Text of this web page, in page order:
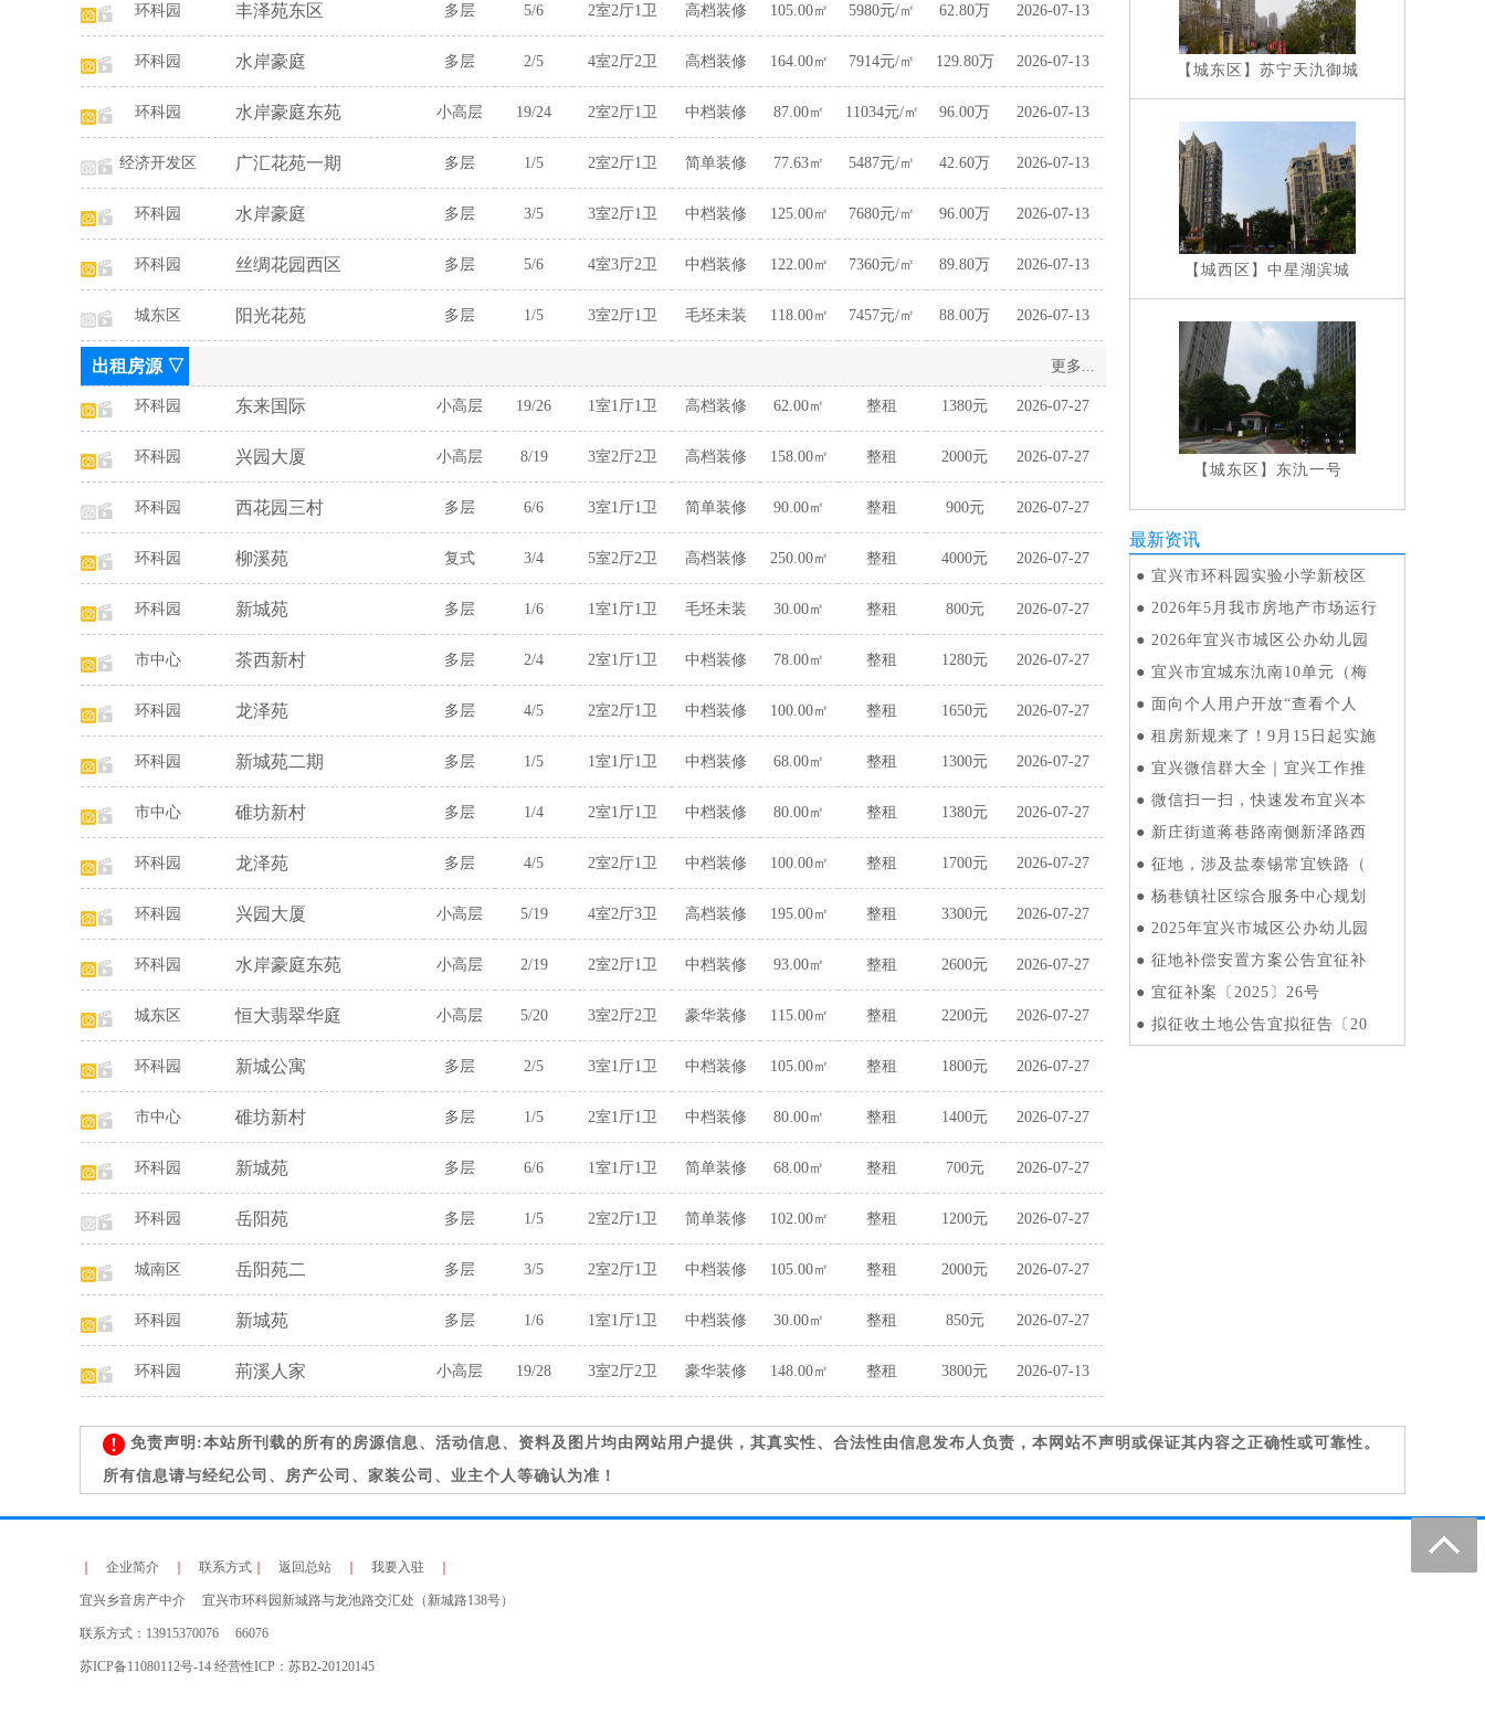
环科园 丰泽苑东区 多层 5/6 2室2厅1卫 高档装修 105.00㎡ 5980元/㎡ 62.80万 2026-07-13
环科园 水岸豪庭 多层 2/5 4室2厅2卫 高档装修 164.00㎡ 7914元/㎡ 129.80万 2026-07-13
环科园 水岸豪庭东苑 小高层 19/24 2室2厅1卫 中档装修 87.00㎡ 11034元/㎡ 96.00万 2026-07-13
经济开发区 广汇花苑一期 多层 1/5 2室2厅1卫 简单装修 77.63㎡ 5487元/㎡ 42.60万 2026-07-13
环科园 水岸豪庭 多层 3/5 3室2厅1卫 中档装修 125.00㎡ 7680元/㎡ 96.00万 2026-07-13
环科园 丝绸花园西区 多层 5/6 4室3厅2卫 中档装修 122.00㎡ 7360元/㎡ 89.80万 2026-07-13
城东区 阳光花苑 多层 1/5 3室2厅1卫 毛坯未装 118.00㎡ 7457元/㎡ 88.00万 2026-07-13
出租房源 ▽ 更多...
环科园 东来国际 小高层 19/26 1室1厅1卫 高档装修 62.00㎡ 整租 1380元 2026-07-27
环科园 兴园大厦 小高层 8/19 3室2厅2卫 高档装修 158.00㎡ 整租 2000元 2026-07-27
环科园 西花园三村 多层 6/6 3室1厅1卫 简单装修 90.00㎡ 整租 900元 2026-07-27
环科园 柳溪苑 复式 3/4 5室2厅2卫 高档装修 250.00㎡ 整租 4000元 2026-07-27
环科园 新城苑 多层 1/6 1室1厅1卫 毛坯未装 30.00㎡ 整租 800元 2026-07-27
市中心 茶西新村 多层 2/4 2室1厅1卫 中档装修 78.00㎡ 整租 1280元 2026-07-27
环科园 龙泽苑 多层 4/5 2室2厅1卫 中档装修 100.00㎡ 整租 1650元 2026-07-27
环科园 新城苑二期 多层 1/5 1室1厅1卫 中档装修 68.00㎡ 整租 1300元 2026-07-27
市中心 碓坊新村 多层 1/4 2室1厅1卫 中档装修 80.00㎡ 整租 1380元 2026-07-27
环科园 龙泽苑 多层 4/5 2室2厅1卫 中档装修 100.00㎡ 整租 1700元 2026-07-27
环科园 兴园大厦 小高层 5/19 4室2厅3卫 高档装修 195.00㎡ 整租 3300元 2026-07-27
环科园 水岸豪庭东苑 小高层 2/19 2室2厅1卫 中档装修 93.00㎡ 整租 2600元 2026-07-27
城东区 恒大翡翠华庭 小高层 5/20 3室2厅2卫 豪华装修 115.00㎡ 整租 2200元 2026-07-27
环科园 新城公寓 多层 2/5 3室1厅1卫 中档装修 105.00㎡ 整租 1800元 2026-07-27
市中心 碓坊新村 多层 1/5 2室1厅1卫 中档装修 80.00㎡ 整租 1400元 2026-07-27
环科园 新城苑 多层 6/6 1室1厅1卫 简单装修 68.00㎡ 整租 700元 2026-07-27
环科园 岳阳苑 多层 1/5 2室2厅1卫 简单装修 102.00㎡ 整租 1200元 2026-07-27
城南区 岳阳苑二 多层 3/5 2室2厅1卫 中档装修 105.00㎡ 整租 2000元 2026-07-27
环科园 新城苑 多层 1/6 1室1厅1卫 中档装修 30.00㎡ 整租 850元 2026-07-27
环科园 荊溪人家 小高层 19/28 3室2厅2卫 豪华装修 148.00㎡ 整租 3800元 2026-07-13
【城东区】 苏宁天氿御城
【城西区】 中星湖滨城
【城东区】 东氿一号
最新资讯
● 宜兴市环科园实验小学新校区
● 2026年5月我市房地产市场运行
● 2026年宜兴市城区公办幼儿园
● 宜兴市宜城东氿南10单元（梅
● 面向个人用户开放“查看个人
● 租房新规来了！9月15日起实施
● 宜兴微信群大全｜宜兴工作推
● 微信扫一扫，快速发布宜兴本
● 新庄街道蒋巷路南侧新泽路西
● 征地，涉及盐泰锡常宜铁路（
● 杨巷镇社区综合服务中心规划
● 2025年宜兴市城区公办幼儿园
● 征地补偿安置方案公告宜征补
● 宜征补案〔2025〕26号
● 拟征收土地公告宜拟征告〔20
免责声明:本站所刊载的所有的房源信息、活动信息、资料及图片均由网站用户提供，其真实性、合法性由信息发布人负责，本网站不声明或保证其内容之正确性或可靠性。
所有信息请与经纪公司、房产公司、家装公司、业主个人等确认为准！
企业简介 联系方式 返回总站 我要入驻
宜兴乡音房产中介 宜兴市环科园新城路与龙池路交汇处（新城路138号）
联系方式：13915370076 66076
苏ICP备11080112号-14 经营性ICP：苏B2-20120145